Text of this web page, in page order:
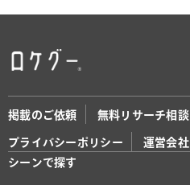
掲載のご依頼 無料リサーチ相談
プライバシーポリシー 運営会社
シーンで探す